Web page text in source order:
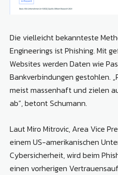
Die vielleicht bekannteste
Engineerings ist Phishing. Mit
Websites werden Daten wie
Bankverbindungen gestohlen.
meist massenhaft und zielen
ab“, betont Schumann.
Laut Miro Mitrovic, Area Vice
einem US-amerikanischen
Cybersicherheit, wird beim
einen vorherigen